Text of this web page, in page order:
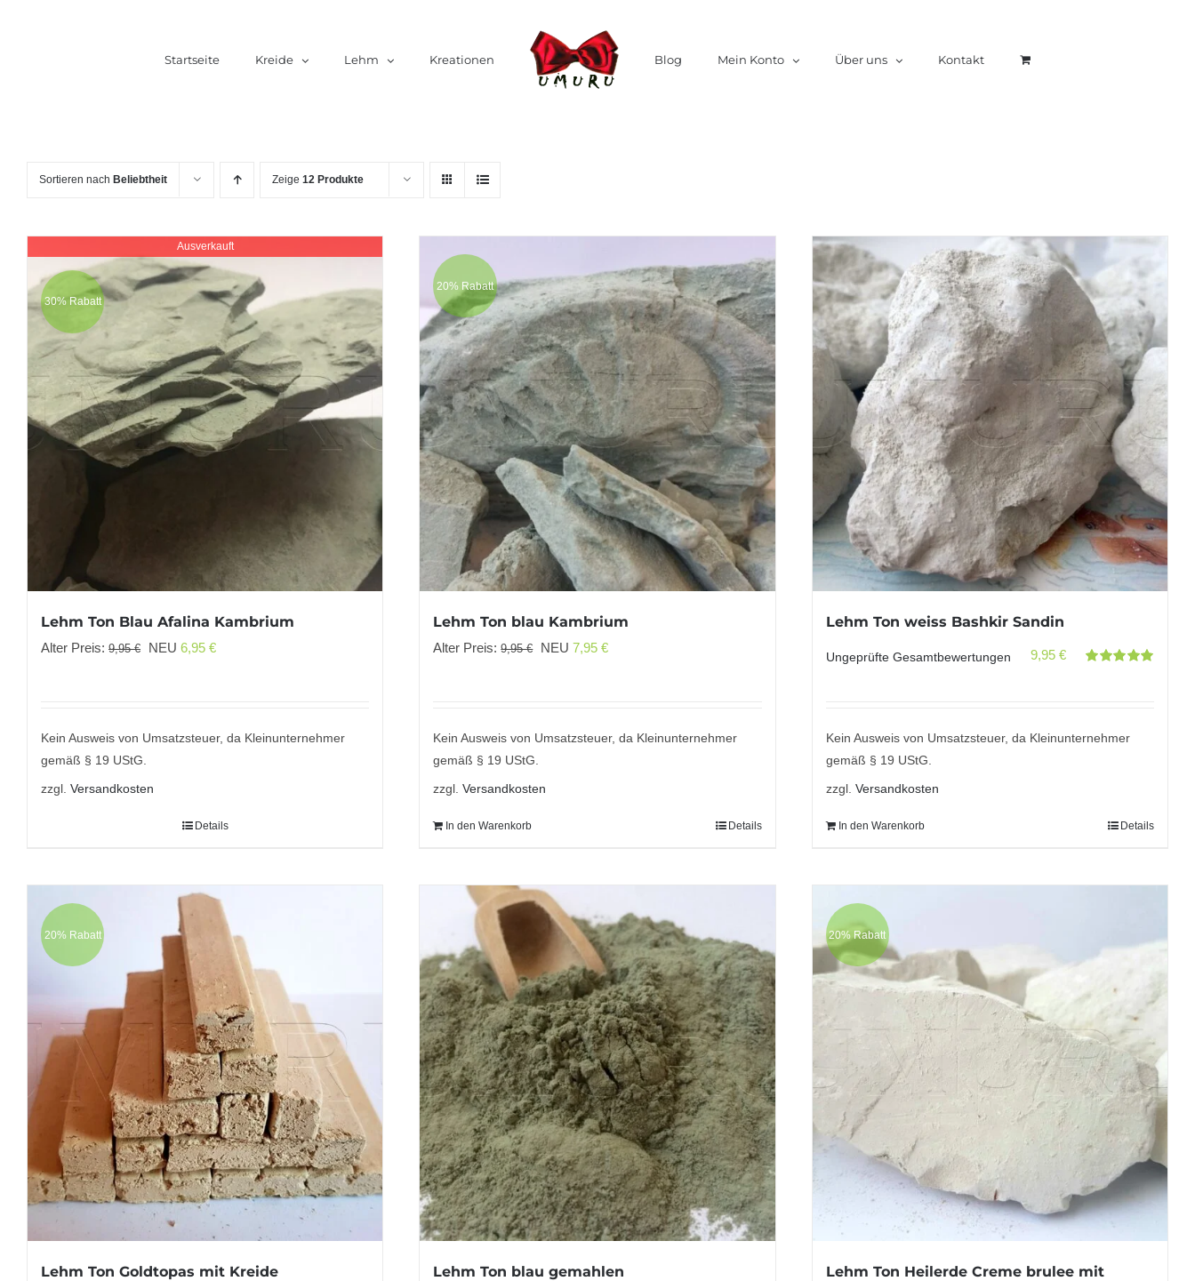
Startseite Kreide Lehm Kreationen Blog Mein Konto Über uns Kontakt
Sortieren nach Beliebtheit Zeige 12 Produkte
Ausverkauft
30% Rabatt
Lehm Ton Blau Afalina Kambrium
Alter Preis: 9,95€
Ursprünglicher
NEU 6,95 €Aktueller
Kein Ausweis von Umsatzsteuer, da Kleinunternehmer
gemäß § 19 UStG.
zzgl. Versandkosten
Details
20% Rabatt
Lehm Ton blau Kambrium
Alter Preis: 9,95€
Ursprünglicher
NEU 7,95€Aktueller
Kein Ausweis von Umsatzsteuer, da Kleinunternehmer
gemäß § 19 UStG.
zzgl.Versandkosten
In den Warenkorb Details
Lehm Ton weiss Bashkir Sandin
Ungeprüfte Gesamtbewertungen 9,95€
Kein Ausweis von Umsatzsteuer, da Kleinunternehmer
gemäß § 19 UStG.
zzgl. Versandkosten
In den Warenkorb Details
20% Rabatt
Lehm Ton Goldtopas mit Kreide Lehm Ton blau gemahlen
20% Rabatt
Lehm Ton Heilerde Creme brulee mit